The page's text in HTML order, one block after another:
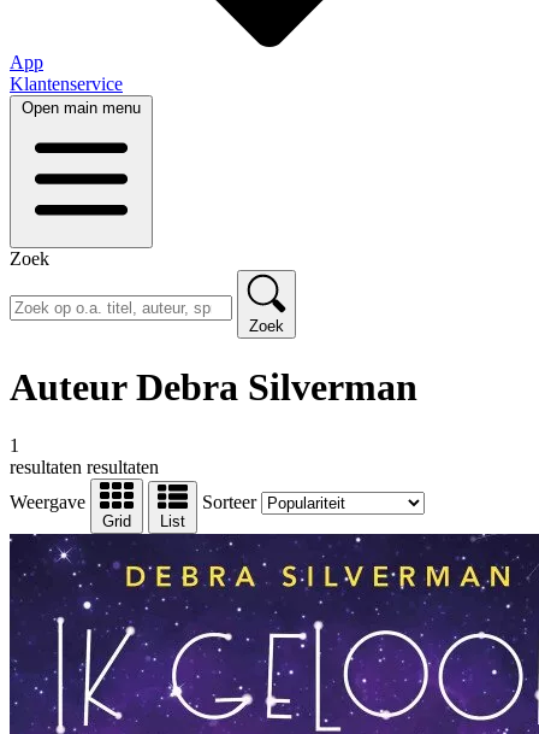
App
Klantenservice
Open main menu
Zoek
Zoek
Auteur Debra Silverman
1
resultaten resultaten
Weergave
Grid List
Sorteer